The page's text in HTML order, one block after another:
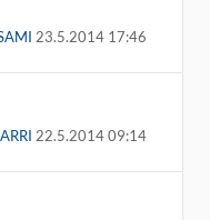
23.5.2014 17:46
22.5.2014 09:14